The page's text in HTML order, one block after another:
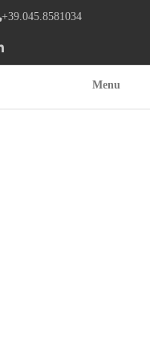
+39.045.8581034
Menu